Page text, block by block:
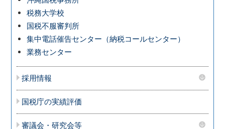
税務大学校
国税不服審判所
集中電話催告センター（納税コールセンター）
業務センター
採用情報
国税庁の実績評価
審議会・研究会等